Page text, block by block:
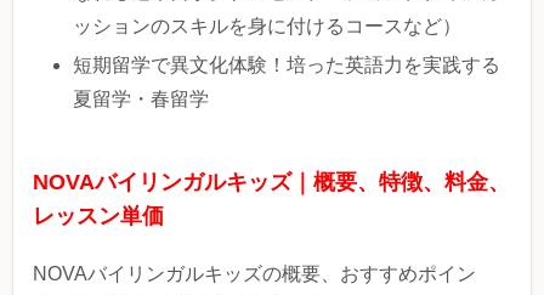
ッションのスキルを身に付けるコースなど）
短期留学で異文化体験！培った英語力を実践する
夏留学・春留学
NOVAバイリンガルキッズ｜概要、特徴、料金、
レッスン単価
NOVAバイリンガルキッズの概要、おすすめポイン